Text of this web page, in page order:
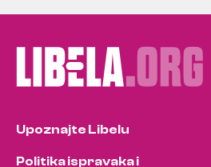
Upoznajte Libelu
Politika ispravaka i